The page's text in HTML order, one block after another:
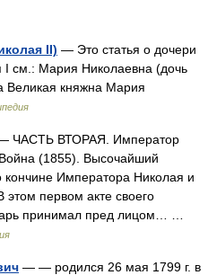
II) — Это статья о дочери
см.: Мария Николаевна (дочь
Великая княжна Мария
ЧАСТЬ ВТОРАЯ. Император
(1855). Высочайший
кончине Императора Николая и
первом акте своего
принимал пред лицом… …
— — родился 26 мая 1799 г. в